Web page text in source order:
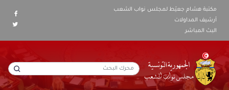
مكتبة هشام جعيّط لمجلس نواب الشعب
أرشيف المداولات
البث المباشر